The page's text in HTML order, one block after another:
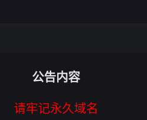
公告内容
请牢记永久域名